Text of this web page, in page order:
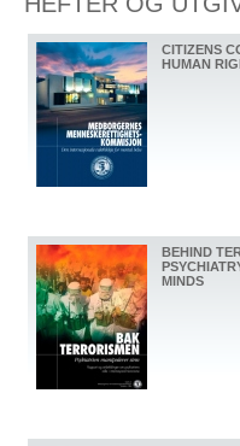
CITIZENS
HUMAN
BEHIND
MINDS